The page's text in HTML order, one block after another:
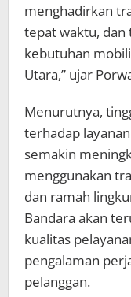
menghadirkan
tepat waktu,
kebutuhan
Utara,” ujar
Menurutnya,
terhadap
semakin
menggunakan
dan ramah
Bandara akan
kualitas
pengalaman
pelanggan.